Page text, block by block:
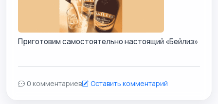
Приготовим самостоятельно настоящий «Бейлиз»
0 комментариев Оставить комментарий